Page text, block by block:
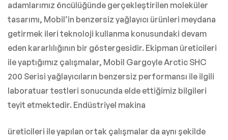
adamlarımız öncülüğünde gerçekleştirilen moleküler
tasarımı, Mobil’in benzersiz yağlayıcı ürünleri meydana
getirmek ileri teknoloji kullanma konusundaki devam
eden kararlılığının bir göstergesidir. Ekipman üreticileri
ile yaptığımız çalışmalar, Mobil Gargoyle Arctic SHC
200 Serisi yağlayıcıların benzersiz performansı ile ilgili
laboratuar testleri sonucunda elde ettiğimiz bilgileri
teyit etmektedir. Endüstriyel makina
üreticileri ile yapılan ortak çalışmalar da aynı şekilde